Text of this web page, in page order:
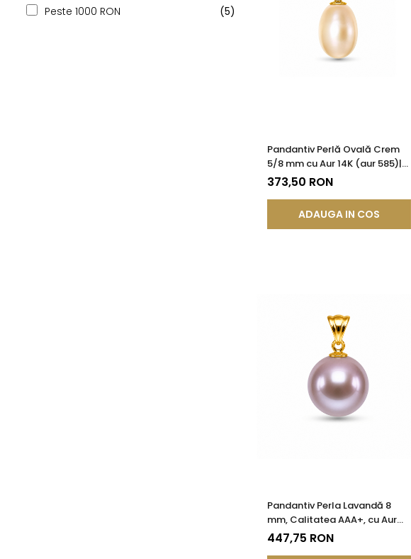
Peste 1000 RON
(5)
Pandantiv Perlă Ovală Crem
5/8 mm cu Aur 14K (aur 585)|
KASKADDA®
373,50 RON
ADAUGA IN COS
Pandantiv Perla Lavandă 8
mm, Calitatea AAA+, cu Aur
14K (aur 585)
447,75 RON